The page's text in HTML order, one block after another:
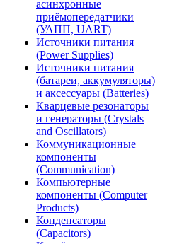
асинхронные
приёмопередатчики
(УАПП, UART)
Источники питания
(Power Supplies)
Источники питания
(батареи, аккумуляторы)
и аксессуары (Batteries)
Кварцевые резонаторы
и генераторы (Crystals
and Oscillators)
Коммуникационные
компоненты
(Communication)
Компьютерные
компоненты (Computer
Products)
Конденсаторы
(Capacitors)